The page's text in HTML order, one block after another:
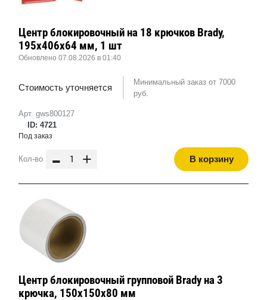
Арт. gws800127
ID: 4721
Центр блокировочный на 18 крючков Brady,
195x406x64 мм, 1 шт
Обновлено 07.08.2026 в 01:40
Стоимость уточняется
Минимальный заказ от 7000
руб.
Под заказ
Кол-во - + В корзину
Центр блокировочный групповой Brady на 3
крючка, 150x150x80 мм